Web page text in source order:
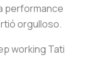
performance
orgulloso.
working Tati